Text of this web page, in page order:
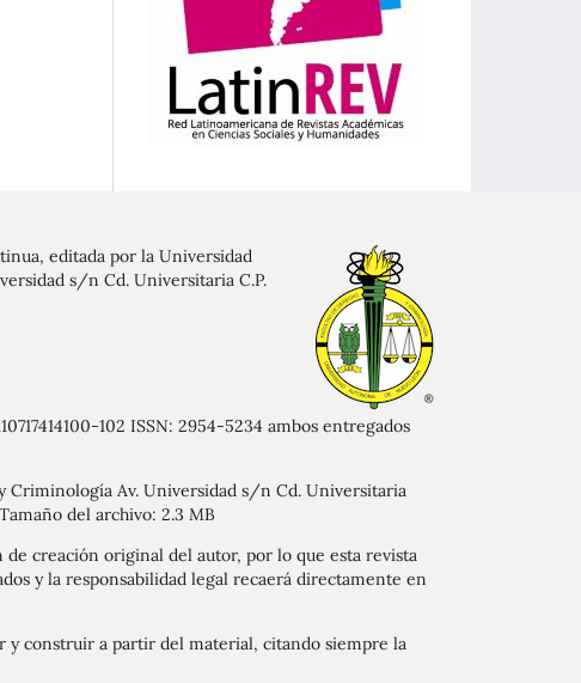
editada por la Universidad
s/n Cd. Universitaria C.P.
102 ISSN: 2954-5234 ambos entregados
Criminología Av. Universidad s/n Cd. Universitaria
del archivo: 2.3 MB
creación original del autor, por lo que esta revista
y la responsabilidad legal recaerá directamente en
construir a partir del material, citando siempre la